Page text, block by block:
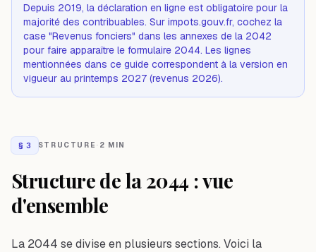
Depuis 2019, la déclaration en ligne est obligatoire pour la
majorité des contribuables. Sur impots.gouv.fr, cochez la
case "Revenus fonciers" dans les annexes de la 2042
pour faire apparaître le formulaire 2044. Les lignes
mentionnées dans ce guide correspondent à la version en
vigueur au printemps 2027 (revenus 2026).
§ 3 STRUCTURE · 2 MIN
Structure de la 2044 : vue
d'ensemble
La 2044 se divise en plusieurs sections. Voici la